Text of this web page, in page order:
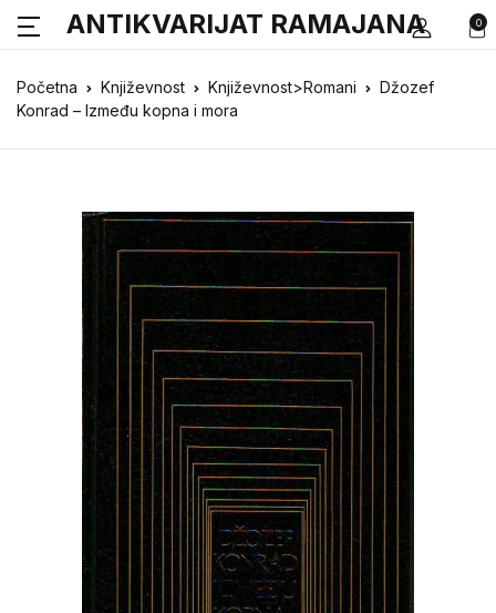
0
ANTIKVARIJAT RAMAJANA
Početna Književnost Književnost>Romani
Džozef
Konrad – Između kopna i mora